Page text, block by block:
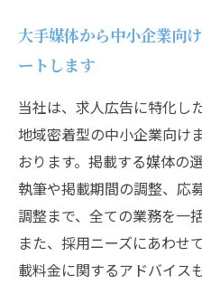
大手媒体から中小企業向
ートします
当社は、求人広告に特化し
地域密着型の中小企業向け
おります。掲載する媒体の
執筆や掲載期間の調整、応
調整まで、全ての業務を一
また、採用ニーズにあわせ
載料金に関するアドバイス